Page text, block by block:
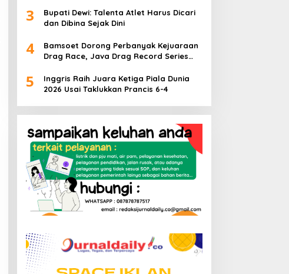
3
Bupati Dewi: Talenta Atlet Harus Dicari
dan Dibina Sejak Dini
4
Bamsoet Dorong Perbanyak Kejuaraan
Drag Race, Java Drag Record Series
Muda
5
Inggris Raih Juara Ketiga Piala Dunia
2026 Usai Taklukkan Prancis 6-4